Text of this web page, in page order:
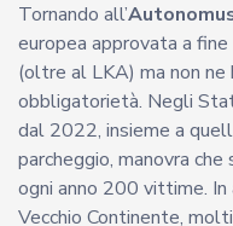
Tornando all’
europea approvata a
(oltre al LKA) ma non
obbligatorietà. Negli
dal 2022, insieme a
parcheggio, manovra
ogni anno 200 vittime.
Vecchio Continente,